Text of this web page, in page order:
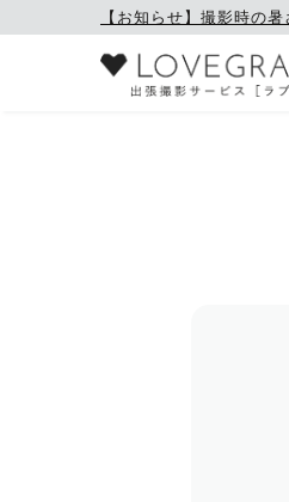
【お知らせ】撮影時の